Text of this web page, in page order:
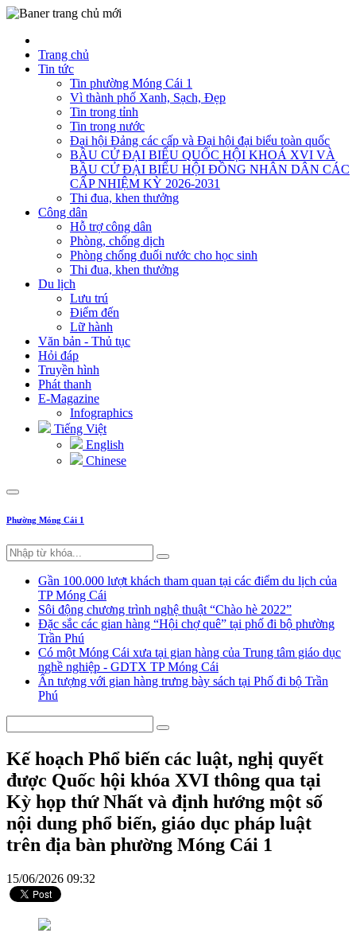
Trang chủ
Tin tức
Tin phường Móng Cái 1
Vì thành phố Xanh, Sạch, Đẹp
Tin trong tỉnh
Tin trong nước
Đại hội Đảng các cấp và Đại hội đại biểu toàn quốc
BẦU CỬ ĐẠI BIỂU QUỐC HỘI KHOÁ XVI VÀ
BẦU CỬ ĐẠI BIỂU HỘI ĐỒNG NHÂN DÂN CÁC
CẤP NHIỆM KỲ 2026-2031
Thi đua, khen thưởng
Công dân
Hỗ trợ công dân
Phòng, chống dịch
Phòng chống đuối nước cho học sinh
Thi đua, khen thưởng
Du lịch
Lưu trú
Điểm đến
Lữ hành
Văn bản - Thủ tục
Hỏi đáp
Truyền hình
Phát thanh
E-Magazine
Infographics
Tiếng Việt
English
Chinese
Phường Móng Cái 1
Gần 100.000 lượt khách tham quan tại các điểm du lịch của
TP Móng Cái
Sôi động chương trình nghệ thuật “Chào hè 2022”
Đặc sắc các gian hàng “Hội chợ quê” tại phố đi bộ phường
Trần Phú
Có một Móng Cái xưa tại gian hàng của Trung tâm giáo dục
nghề nghiệp - GDTX TP Móng Cái
Ấn tượng với gian hàng trưng bày sách tại Phố đi bộ Trần
Phú
Kế hoạch Phổ biến các luật, nghị quyết
được Quốc hội khóa XVI thông qua tại
Kỳ họp thứ Nhất và định hướng một số
nội dung phổ biến, giáo dục pháp luật
trên địa bàn phường Móng Cái 1
15/06/2026 09:32